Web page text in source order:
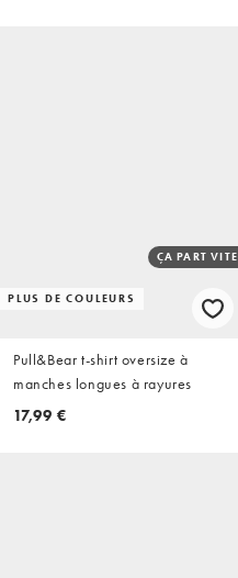
PLUS DE COULEURS
ÇA PART VITE
Pull&Bear t-shirt oversize à
manches longues à rayures
17,99 €